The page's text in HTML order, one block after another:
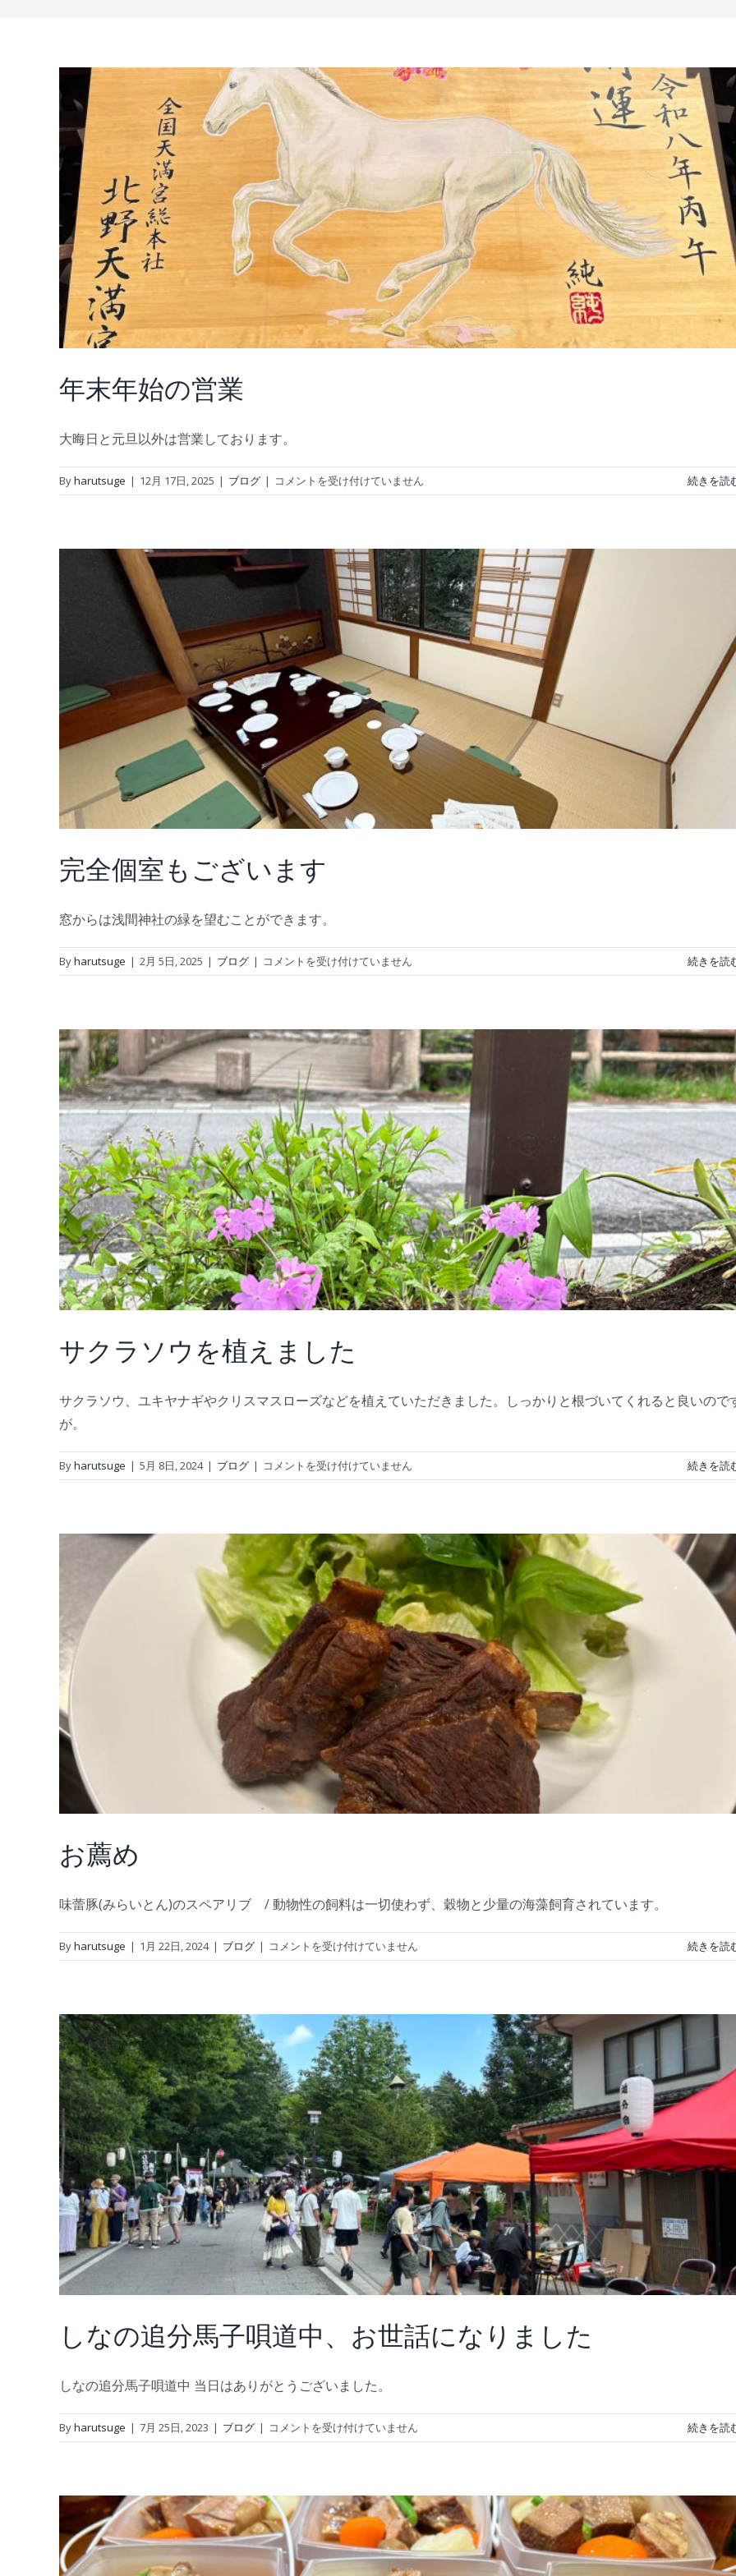
年末年始の営業
大晦日と元旦以外は営業しております。
Byharutsuge | 12月 17日, 2025 | ブログ | 年
末
営
コメントを受け付けていません 続きを読
完全個室もございます
窓からは浅間神社の緑を望むことができます。
Byharutsuge | 2月 5日, 2025 | ブログ | 完
全
も
ざ
い
ま
す
は
コメントを受け付けていません 続きを読
サクラソウを植えました
サクラソウ、ユキヤナギやクリスマスローズなどを植えていただきました。しっかりと根づいてくれると良いので
が。
Byharutsuge | 5月 8日, 2024 | ブログ | サ
ク
ウ
を
植
え
ま
し
た
は
コメントを受け付けていません 続きを読
お薦め
味蕾豚(みらいとん)のスペアリブ / 動物性の飼料は一切使わず、穀物と少量の海藻飼育されています。
Byharutsuge | 1月 22日, 2024 | ブログ | お
薦
コメントを受け付けていません 続きを読
しなの追分馬子唄道中、お世話になりました
しなの追分馬子唄道中 当日はありがとうございました。
Byharutsuge | 7月 25日, 2023 | ブログ | し
な
分
馬
子
唄
コメントを受け付けていません 続きを読